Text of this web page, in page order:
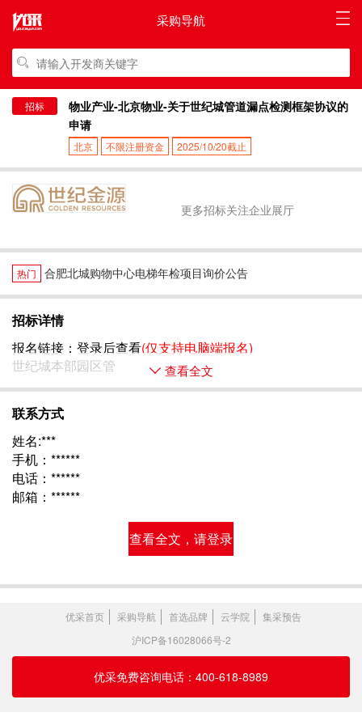
采购导航
招标
物业产业-北京物业-关于世纪城管道漏点检测框架协议的
申请
北京 不限注册资金 2025/10/20截止
更多招标关注企业展厅
热门 合肥北城购物中心电梯年检项目询价公告
招标详情
报名链接： 登录后查看(仅支持电脑端报名)
世纪城本部园区管 查看全文
联系方式
姓名:***
手机：******
电话：******
邮箱：******
查看全文，请登录
优采首页 采购导航 首选品牌 云学院
集采预告
沪ICP备16028066号-2
优采免费咨询电话：400-618-8989